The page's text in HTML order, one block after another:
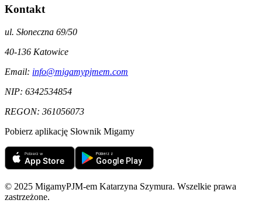
Kontakt
ul. Słoneczna 69/50
40-136 Katowice
Email: info@migamypjmem.com
NIP: 6342534854
REGON: 361056073
Pobierz aplikację Słownik Migamy
© 2025 MigamyPJM-em Katarzyna Szymura. Wszelkie prawa
zastrzeżone.